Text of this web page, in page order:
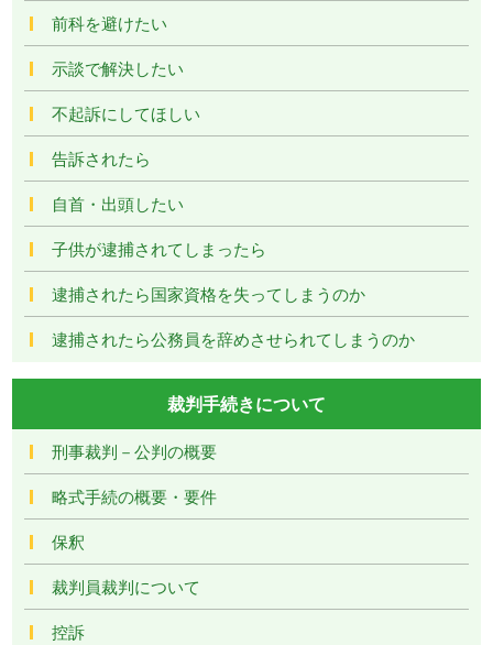
前科を避けたい
示談で解決したい
不起訴にしてほしい
告訴されたら
自首・出頭したい
子供が逮捕されてしまったら
逮捕されたら国家資格を失ってしまうのか
逮捕されたら公務員を辞めさせられてしまうのか
裁判手続きについて
刑事裁判－公判の概要
略式手続の概要・要件
保釈
裁判員裁判について
控訴